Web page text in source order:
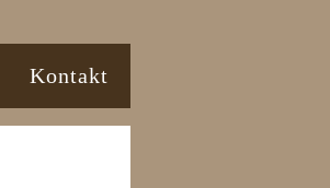
Kontakt